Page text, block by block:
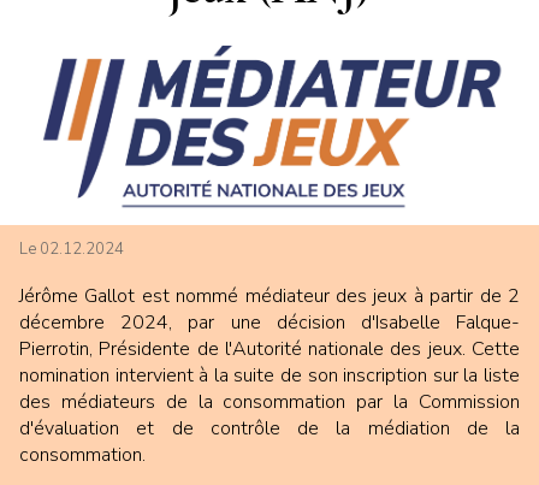
Le 02.12.2024
Jérôme Gallot est nommé médiateur des jeux à partir de 2
décembre 2024, par une décision d'Isabelle Falque-
Pierrotin, Présidente de l'Autorité nationale des jeux. Cette
nomination intervient à la suite de son inscription sur la liste
des médiateurs de la consommation par la Commission
d'évaluation et de contrôle de la médiation de la
consommation.